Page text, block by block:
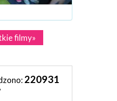
filmy»
220931